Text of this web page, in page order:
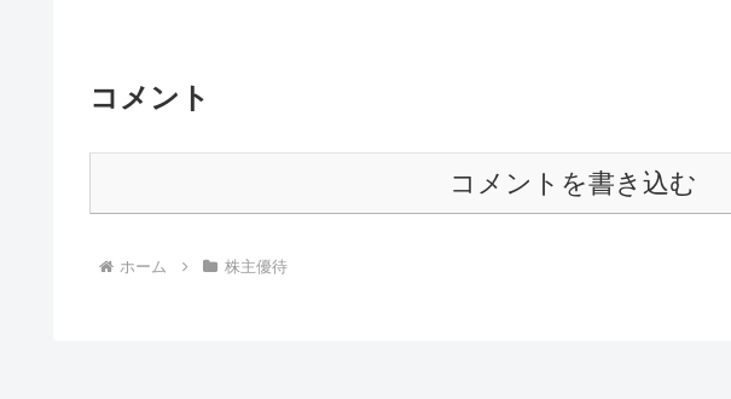
コメント
コメントを書き込む
ホーム 株主優待